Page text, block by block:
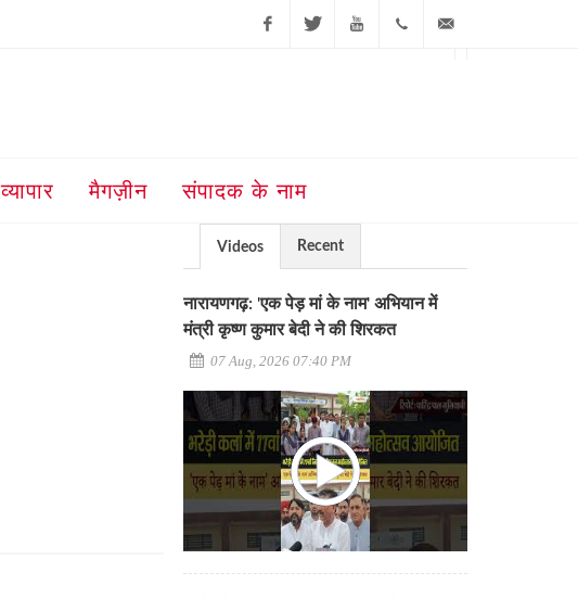
व्यापार मैगज़ीन संपादक के नाम
Videos Recent
नारायणगढ़: 'एक पेड़ मां के नाम' अभियान में
मंत्री कृष्ण कुमार बेदी ने की शिरकत
07 Aug, 2026 07:40 PM